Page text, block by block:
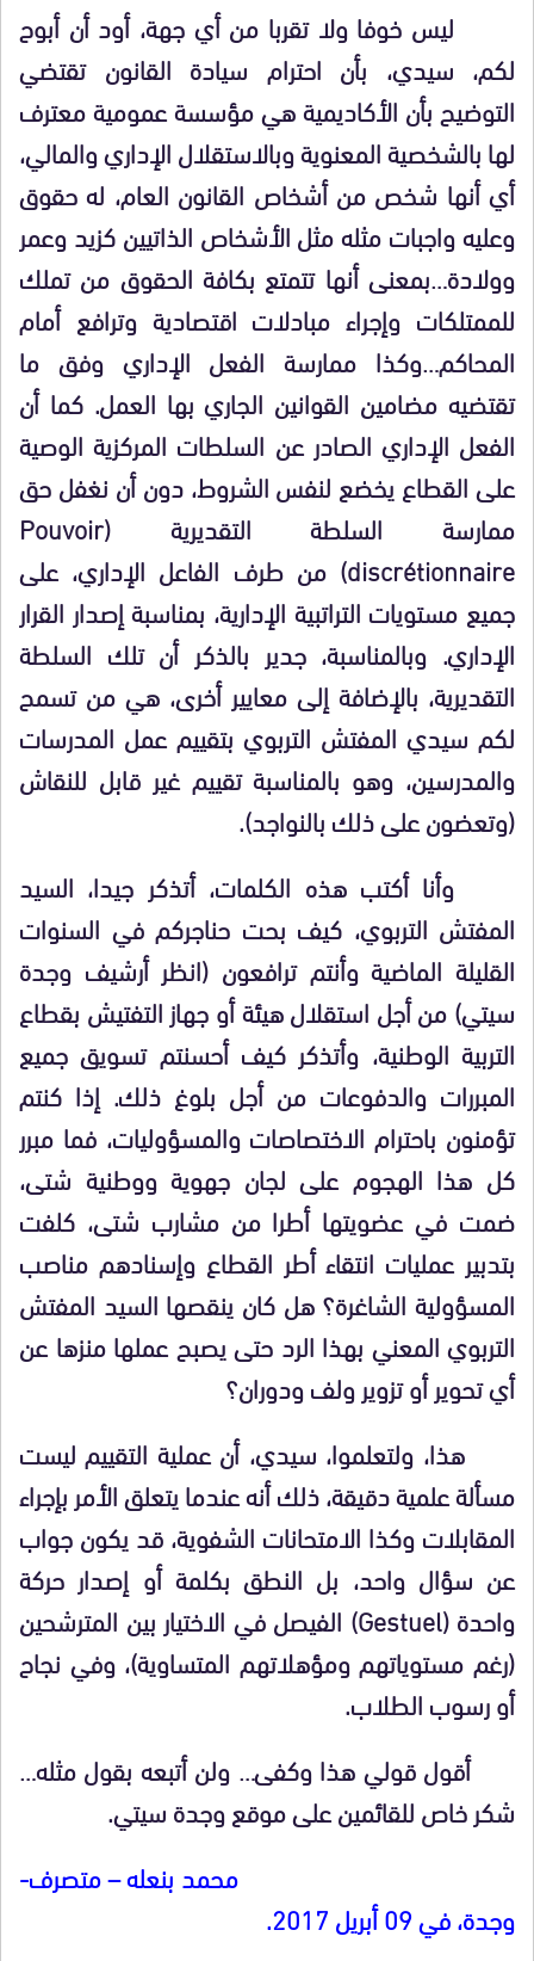
ليس خوفا ولا تقربا من أي جهة، أود أن أبوح
لكم، سيدي، بأن احترام سيادة القانون تقتضي
التوضيح بأن الأكاديمية هي مؤسسة عمومية معترف
لها بالشخصية المعنوية وبالاستقلال الإداري والمالي،
أي أنها شخص من أشخاص القانون العام، له حقوق
وعليه واجبات مثله مثل الأشخاص الذاتيين كزيد وعمر
وولادة…بمعنى أنها تتمتع بكافة الحقوق من تملك
للممتلكات وإجراء مبادلات اقتصادية وترافع أمام
المحاكم…وكذا ممارسة الفعل الإداري وفق ما
تقتضيه مضامين القوانين الجاري بها العمل. كما أن
الفعل الإداري الصادر عن السلطات المركزية الوصية
على القطاع يخضع لنفس الشروط، دون أن نغفل حق
ممارسة السلطة التقديرية (Pouvoir
discrétionnaire) من طرف الفاعل الإداري، على
جميع مستويات التراتبية الإدارية، بمناسبة إصدار القرار
الإداري. وبالمناسبة، جدير بالذكر أن تلك السلطة
التقديرية، بالإضافة إلى معايير أخرى، هي من تسمح
لكم سيدي المفتش التربوي بتقييم عمل المدرسات
والمدرسين، وهو بالمناسبة تقييم غير قابل للنقاش
(وتعضون على ذلك بالنواجد).
وأنا أكتب هذه الكلمات، أتذكر جيدا، السيد
المفتش التربوي، كيف بحت حناجركم في السنوات
القليلة الماضية وأنتم ترافعون (انظر أرشيف وجدة
سيتي) من أجل استقلال هيئة أو جهاز التفتيش بقطاع
التربية الوطنية، وأتذكر كيف أحسنتم تسويق جميع
المبررات والدفوعات من أجل بلوغ ذلك. إذا كنتم
تؤمنون باحترام الاختصاصات والمسؤوليات، فما مبرر
كل هذا الهجوم على لجان جهوية ووطنية شتى،
ضمت في عضويتها أطرا من مشارب شتى، كلفت
بتدبير عمليات انتقاء أطر القطاع وإسنادهم مناصب
المسؤولية الشاغرة؟ هل كان ينقصها السيد المفتش
التربوي المعني بهذا الرد حتى يصبح عملها منزها عن
أي تحوير أو تزوير ولف ودوران؟
هذا، ولتعلموا، سيدي، أن عملية التقييم ليست
مسألة علمية دقيقة، ذلك أنه عندما يتعلق الأمر بإجراء
المقابلات وكذا الامتحانات الشفوية، قد يكون جواب
عن سؤال واحد، بل النطق بكلمة أو إصدار حركة
واحدة (Gestuel) الفيصل في الاختيار بين المترشحين
(رغم مستوياتهم ومؤهلاتهم المتساوية)، وفي نجاح
أو رسوب الطلاب.
أقول قولي هذا وكفى… ولن أتبعه بقول مثله…
شكر خاص للقائمين على موقع وجدة سيتي.
محمد بنعله – متصرف-
وجدة، في 09 أبريل 2017.